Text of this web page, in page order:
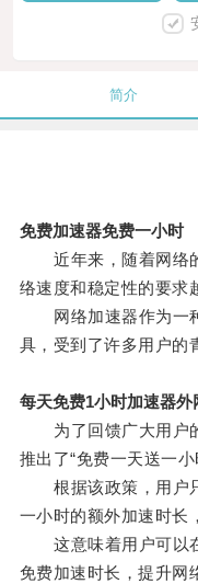
简介
免费加速器免费一小时
近年来，随着网络的
络速度和稳定性的要求
网络加速器作为一种
具，受到了许多用户的
每天免费1小时加速器外
为了回馈广大用户的
推出了“免费一天送一小
根据该政策，用户只
一小时的额外加速时长
这意味着用户可以在
免费加速时长，提升网